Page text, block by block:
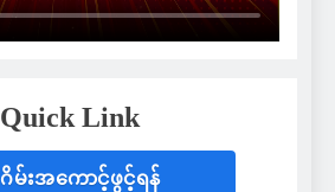
Quick Link
ဂိမ်းအကောင့်ဖွင့်ရန်